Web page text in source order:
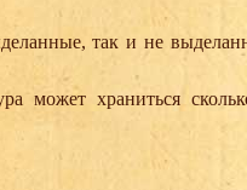
так и не
может храниться